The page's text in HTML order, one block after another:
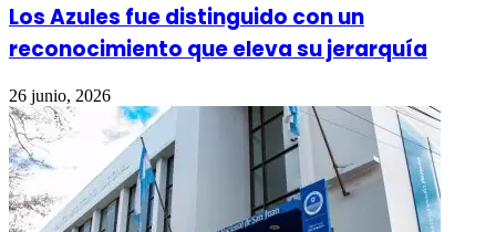
Los Azules fue distinguido con un
reconocimiento que eleva su jerarquía
26 junio, 2026